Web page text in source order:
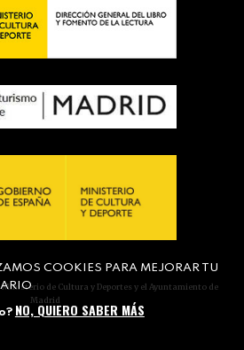
de Cultura y Deportes y el Ayuntamiento de
Madrid
COOKIES PARA MEJORAR TU
NO, QUIERO SABER MÁS